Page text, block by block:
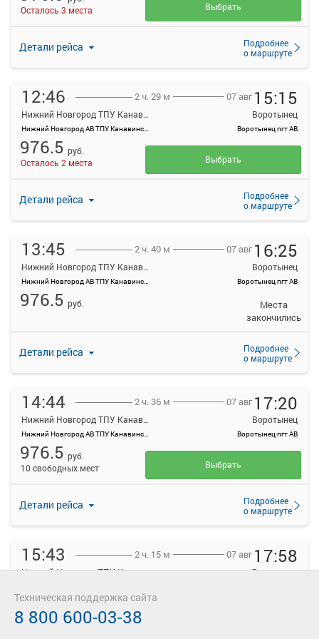
Детали рейса
Подробнее
о маршруте
Осталось 3 места
Выбрать
12:46
Нижний Новгород ТПУ Канавинский
Нижний Новгород АВ ТПУ Канавинский
2 ч. 29 м 07 авг 15:15
Воротынец
Воротынец пгт АВ
Детали рейса
Подробнее
о маршруте
976.5 руб.
Осталось 2 места
Выбрать
13:45
Нижний Новгород ТПУ Канавинский
Нижний Новгород АВ ТПУ Канавинский
2 ч. 40 м 07 авг 16:25
Воротынец
Воротынец пгт АВ
Детали рейса
Подробнее
о маршруте
976.5 руб.
Места
закончились
14:44
Нижний Новгород ТПУ Канавинский
Нижний Новгород АВ ТПУ Канавинский
2 ч. 36 м 07 авг 17:20
Воротынец
Воротынец пгт АВ
Детали рейса
Подробнее
о маршруте
976.5 руб.
10 свободных мест
Выбрать
15:43
Нижний Новгород ТПУ Канавинский
2 ч. 15 м 07 авг 17:58
Воротынец
976.5
Техническая поддержка сайта
8 800 600-03-38